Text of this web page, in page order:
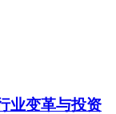
业变革与投资